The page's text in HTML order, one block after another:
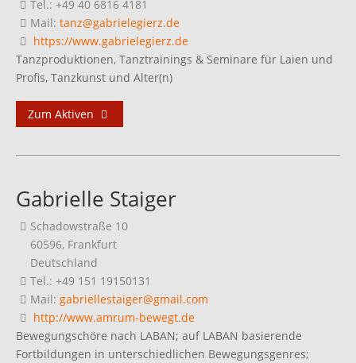
Tel.: +49 40 6816 4181
Mail: tanz@gabrielegierz.de
https://www.gabrielegierz.de
Tanzproduktionen, Tanztrainings & Seminare für Laien und
Profis, Tanzkunst und Alter(n)
Zum Aktiven
Gabrielle Staiger
Schadowstraße 10
60596, Frankfurt
Deutschland
Tel.: +49 151 19150131
Mail: gabriellestaiger@gmail.com
http://www.amrum-bewegt.de
Bewegungschöre nach LABAN; auf LABAN basierende
Fortbildungen in unterschiedlichen Bewegungsgenres;